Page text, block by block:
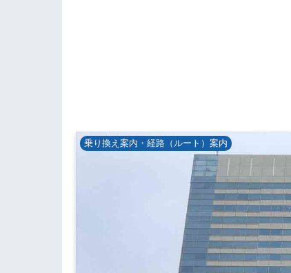
乗り換え案内・経路（ルート）案内